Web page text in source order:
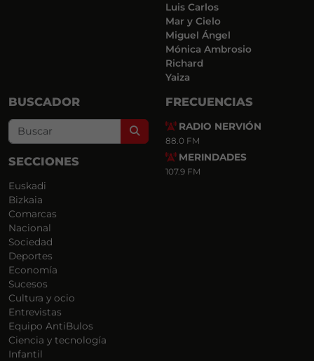
Luis Carlos
Mar y Cielo
Miguel Ángel
Mónica Ambrosio
Richard
Yaiza
BUSCADOR
Search
SECCIONES
Euskadi
Bizkaia
Comarcas
Nacional
Sociedad
Deportes
Economía
Sucesos
Cultura y ocio
Entrevistas
Equipo AntiBulos
Ciencia y tecnología
Infantil
FRECUENCIAS
RADIO NERVIÓN
88.0 FM
MERINDADES
107.9 FM